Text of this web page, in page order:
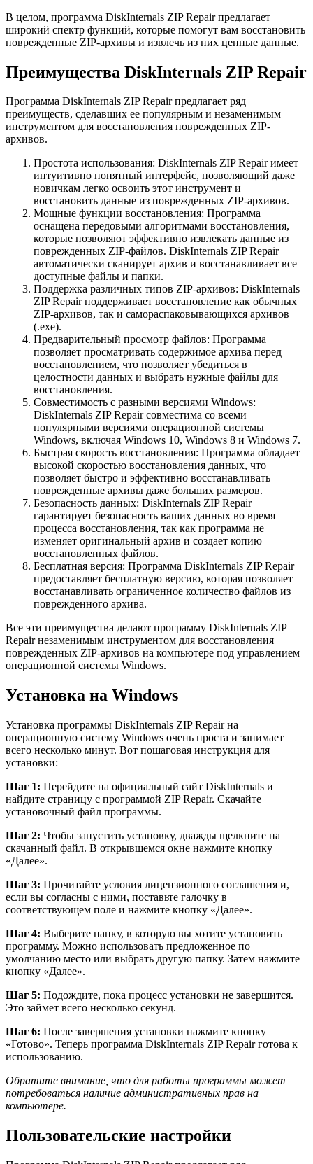
В целом, программа DiskInternals ZIP Repair предлагает
широкий спектр функций, которые помогут вам восстановить
поврежденные ZIP-архивы и извлечь из них ценные данные.
Преимущества DiskInternals ZIP Repair
Программа DiskInternals ZIP Repair предлагает ряд
преимуществ, сделавших ее популярным и незаменимым
инструментом для восстановления поврежденных ZIP-
архивов.
Простота использования: DiskInternals ZIP Repair имеет
интуитивно понятный интерфейс, позволяющий даже
новичкам легко освоить этот инструмент и
восстановить данные из поврежденных ZIP-архивов.
Мощные функции восстановления: Программа
оснащена передовыми алгоритмами восстановления,
которые позволяют эффективно извлекать данные из
поврежденных ZIP-файлов. DiskInternals ZIP Repair
автоматически сканирует архив и восстанавливает все
доступные файлы и папки.
Поддержка различных типов ZIP-архивов: DiskInternals
ZIP Repair поддерживает восстановление как обычных
ZIP-архивов, так и самораспаковывающихся архивов
(.exe).
Предварительный просмотр файлов: Программа
позволяет просматривать содержимое архива перед
восстановлением, что позволяет убедиться в
целостности данных и выбрать нужные файлы для
восстановления.
Совместимость с разными версиями Windows:
DiskInternals ZIP Repair совместима со всеми
популярными версиями операционной системы
Windows, включая Windows 10, Windows 8 и Windows 7.
Быстрая скорость восстановления: Программа обладает
высокой скоростью восстановления данных, что
позволяет быстро и эффективно восстанавливать
поврежденные архивы даже больших размеров.
Безопасность данных: DiskInternals ZIP Repair
гарантирует безопасность ваших данных во время
процесса восстановления, так как программа не
изменяет оригинальный архив и создает копию
восстановленных файлов.
Бесплатная версия: Программа DiskInternals ZIP Repair
предоставляет бесплатную версию, которая позволяет
восстанавливать ограниченное количество файлов из
поврежденного архива.
Все эти преимущества делают программу DiskInternals ZIP
Repair незаменимым инструментом для восстановления
поврежденных ZIP-архивов на компьютере под управлением
операционной системы Windows.
Установка на Windows
Установка программы DiskInternals ZIP Repair на
операционную систему Windows очень проста и занимает
всего несколько минут. Вот пошаговая инструкция для
установки:
Шаг 1: Перейдите на официальный сайт DiskInternals и
найдите страницу с программой ZIP Repair. Скачайте
установочный файл программы.
Шаг 2: Чтобы запустить установку, дважды щелкните на
скачанный файл. В открывшемся окне нажмите кнопку
«Далее».
Шаг 3: Прочитайте условия лицензионного соглашения и,
если вы согласны с ними, поставьте галочку в
соответствующем поле и нажмите кнопку «Далее».
Шаг 4: Выберите папку, в которую вы хотите установить
программу. Можно использовать предложенное по
умолчанию место или выбрать другую папку. Затем нажмите
кнопку «Далее».
Шаг 5: Подождите, пока процесс установки не завершится.
Это займет всего несколько секунд.
Шаг 6: После завершения установки нажмите кнопку
«Готово». Теперь программа DiskInternals ZIP Repair готова к
использованию.
Обратите внимание, что для работы программы может
потребоваться наличие административных прав на
компьютере.
Пользовательские настройки